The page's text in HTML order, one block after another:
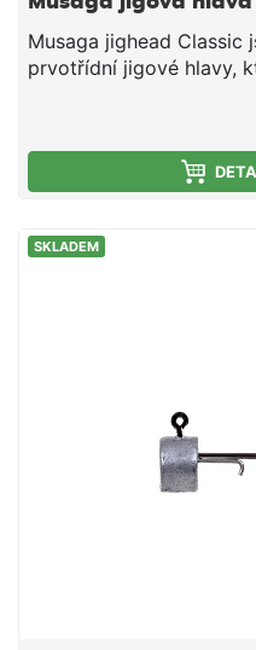
Musaga jighead Classic
prvotřídní jigové hlavy,
SKLADEM